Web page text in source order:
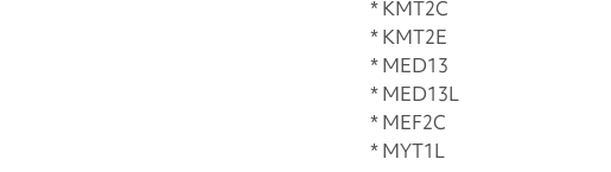
* KMT2C
* KMT2E
* MED13
* MED13L
* MEF2C
* MYT1L